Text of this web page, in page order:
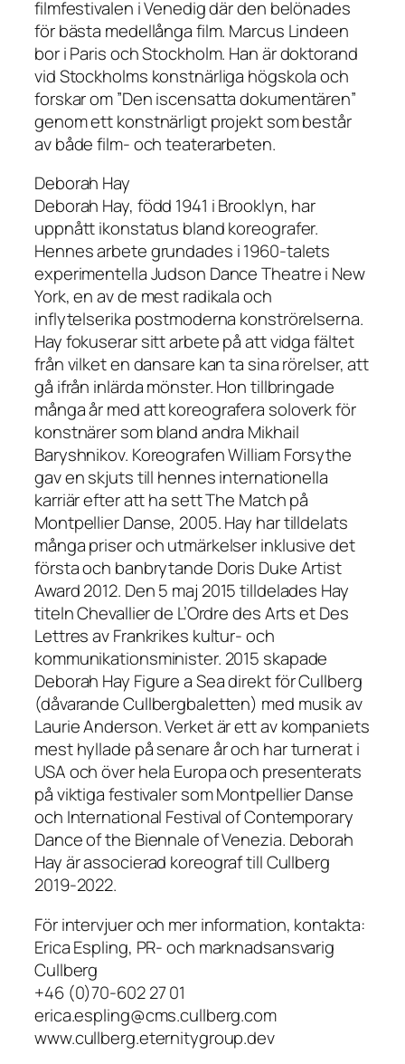
filmfestivalen i Venedig där den belönades
för bästa medellånga film. Marcus Lindeen
bor i Paris och Stockholm. Han är doktorand
vid Stockholms konstnärliga högskola och
forskar om ”Den iscensatta dokumentären”
genom ett konstnärligt projekt som består
av både film- och teaterarbeten.
Deborah Hay
Deborah Hay, född 1941 i Brooklyn, har
uppnått ikonstatus bland koreografer.
Hennes arbete grundades i 1960-talets
experimentella Judson Dance Theatre i New
York, en av de mest radikala och
inflytelserika postmoderna konströrelserna.
Hay fokuserar sitt arbete på att vidga fältet
från vilket en dansare kan ta sina rörelser, att
gå ifrån inlärda mönster. Hon tillbringade
många år med att koreografera soloverk för
konstnärer som bland andra Mikhail
Baryshnikov. Koreografen William Forsythe
gav en skjuts till hennes internationella
karriär efter att ha sett The Match på
Montpellier Danse, 2005. Hay har tilldelats
många priser och utmärkelser inklusive det
första och banbrytande Doris Duke Artist
Award 2012. Den 5 maj 2015 tilldelades Hay
titeln Chevallier de L’Ordre des Arts et Des
Lettres av Frankrikes kultur- och
kommunikationsminister. 2015 skapade
Deborah Hay Figure a Sea direkt för Cullberg
(dåvarande Cullbergbaletten) med musik av
Laurie Anderson. Verket är ett av kompaniets
mest hyllade på senare år och har turnerat i
USA och över hela Europa och presenterats
på viktiga festivaler som Montpellier Danse
och International Festival of Contemporary
Dance of the Biennale of Venezia. Deborah
Hay är associerad koreograf till Cullberg
2019-2022.
För intervjuer och mer information, kontakta:
Erica Espling, PR- och marknadsansvarig
Cullberg
+46 (0)70-602 27 01
erica.espling@cms.cullberg.com
www.cullberg.eternitygroup.dev